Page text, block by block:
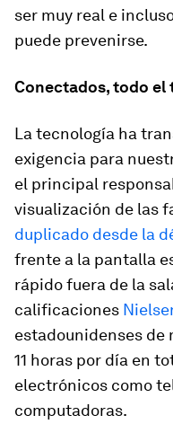
ser muy real e
puede prevenirse.
Conectados, todo el
La tecnología ha
exigencia para
el principal
visualización de las
duplicado desde la
frente a la pantalla
rápido fuera de la
calificaciones
estadounidenses de
11 horas por día en
electrónicos como
computadoras.